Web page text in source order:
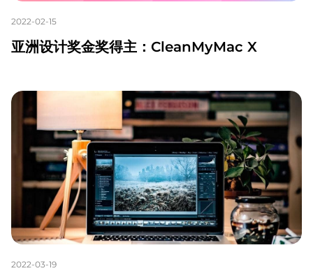
2022-02-15
亚洲设计奖金奖得主：CleanMyMac X
2022-03-19